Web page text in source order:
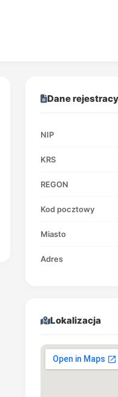
Dane
NIP
KRS
REGON
Kod pocztowy
Miasto
Adres
Lokalizacja